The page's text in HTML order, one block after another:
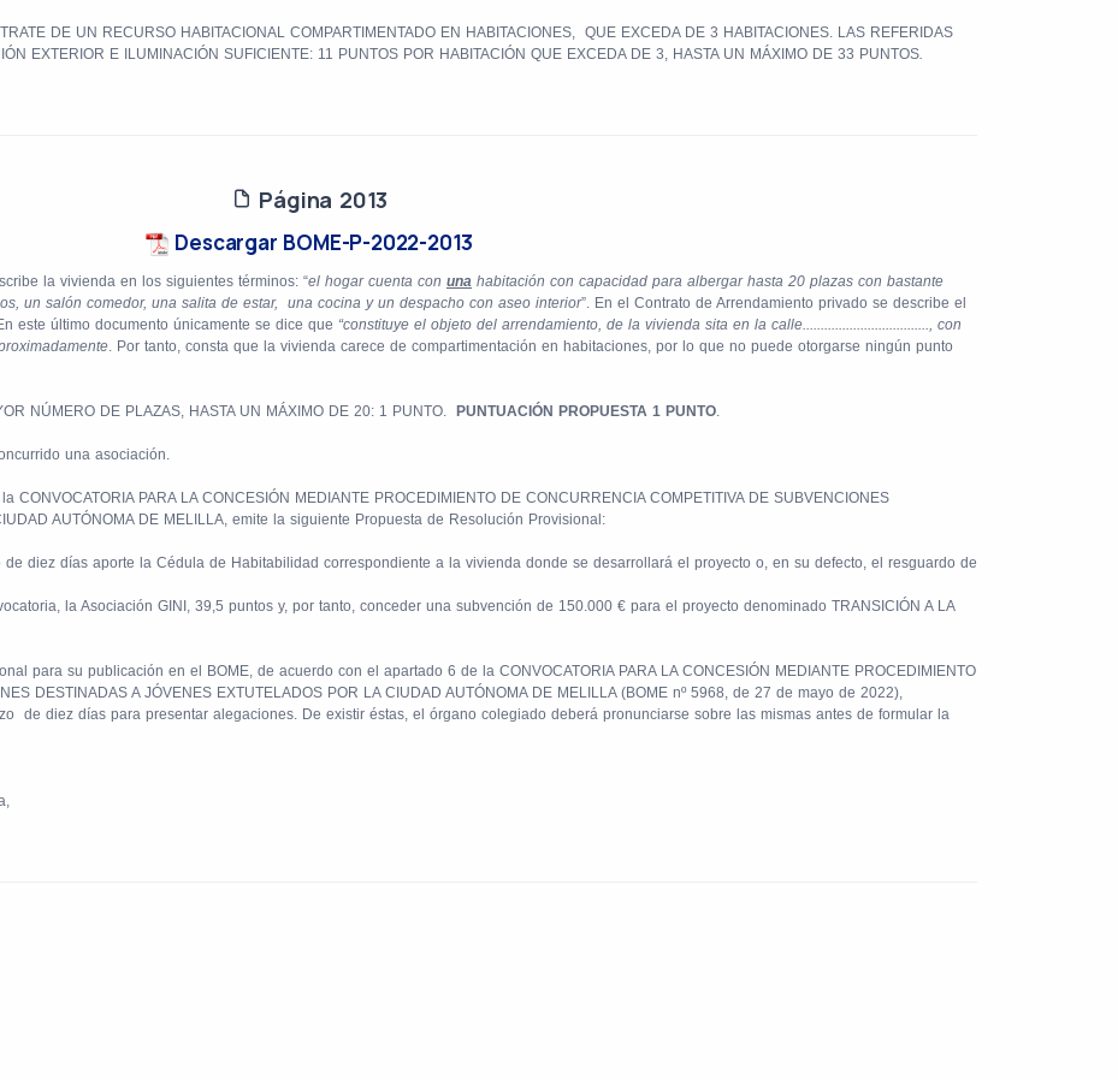
DE UN RECURSO HABITACIONAL COMPARTIMENTADO EN HABITACIONES,
QUE EXCEDA DE 3 HABITACIONES. LAS REFERIDAS
EXTERIOR E ILUMINACIÓN SUFICIENTE: 11 PUNTOS POR HABITACIÓN QUE EXCEDA DE 3, HASTA UN MÁXIMO DE 33 PUNTOS
Página 2013
Descargar BOME-P-2022-2013
la vivienda en los siguientes términos: “el hogar cuenta con una habitación con capacidad para albergar hasta 20 plazas con bastante
un salón comedor, una salita de estar, una cocina y un despacho con aseo interior”. En el Contrato de Arrendamiento privado se describe el
este último documento únicamente se dice que “constituye el objeto del arrendamiento, de la vivienda sita en la calle..................................., con
. Por tanto, consta que la vivienda carece de compartimentación en habitaciones, por lo que no puede otorgarse ningún punto
NÚMERO DE PLAZAS, HASTA UN MÁXIMO DE 20: 1 PUNTO. PUNTUACIÓN PROPUESTA 1 PUNTO
una asociación.
PARA LA CONCESIÓN MEDIANTE PROCEDIMIENTO DE CONCURRENCIA COMPETITIVA DE SUBVENCIONES
AUTÓNOMA DE MELILLA, emite la siguiente Propuesta de Resolución Provisional:
diez días aporte la Cédula de Habitabilidad correspondiente a la vivienda donde se desarrollará el proyecto o, en su defecto, el resguardo de
la Asociación GINI, 39,5 puntos y, por tanto, conceder una subvención de 150.000 € para el proyecto denominado TRANSICIÓN A LA
para su publicación en el BOME, de acuerdo con el apartado 6 de la CONVOCATORIA PARA LA CONCESIÓN MEDIANTE PROCEDIMIENTO
DESTINADAS A JÓVENES EXTUTELADOS POR LA CIUDAD AUTÓNOMA DE MELILLA (BOME nº 5968, de 27 de mayo de 2022),
de diez días para presentar alegaciones. De existir éstas, el órgano colegiado deberá pronunciarse sobre las mismas antes de formular la